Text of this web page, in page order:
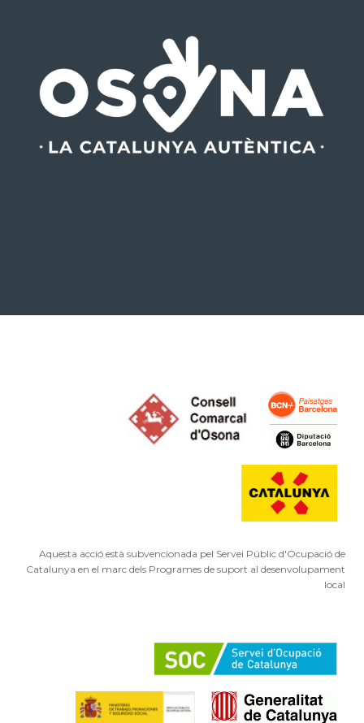
Aquesta acció està subvencionada pel Servei Públic d'Ocupació de
Catalunya en el marc dels Programes de suport al desenvolupament
local